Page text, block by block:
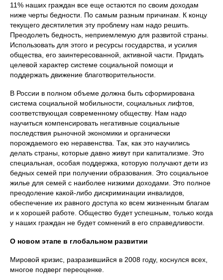
11% наших граждан все еще остаются по своим доходам
ниже черты бедности. По самым разным причинам. К концу
текущего десятилетия эту проблему нам надо решить.
Преодолеть бедность, неприемлемую для развитой страны.
Использовать для этого и ресурсы государства, и усилия
общества, его заинтересованной, активной части. Придать
целевой характер системе социальной помощи и
поддержать движение благотворительности.
В России в полном объеме должна быть сформирована
система социальной мобильности, социальных лифтов,
соответствующая современному обществу. Нам надо
научиться компенсировать негативные социальные
последствия рыночной экономики и органически
порождаемого ею неравенства. Так, как это научились
делать страны, которые давно живут при капитализме. Это
специальная, особая поддержка, которую получают дети из
бедных семей при получении образования. Это социальное
жилье для семей с наиболее низкими доходами. Это полное
преодоление какой-либо дискриминации инвалидов,
обеспечение их равного доступа ко всем жизненным благам
и к хорошей работе. Общество будет успешным, только когда
у наших граждан не будет сомнений в его справедливости.
О новом этапе в глобальном развитии
Мировой кризис, разразившийся в 2008 году, коснулся всех,
многое подверг переоценке.